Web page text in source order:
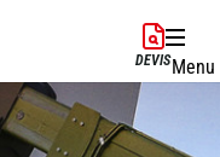
DEVISMenu